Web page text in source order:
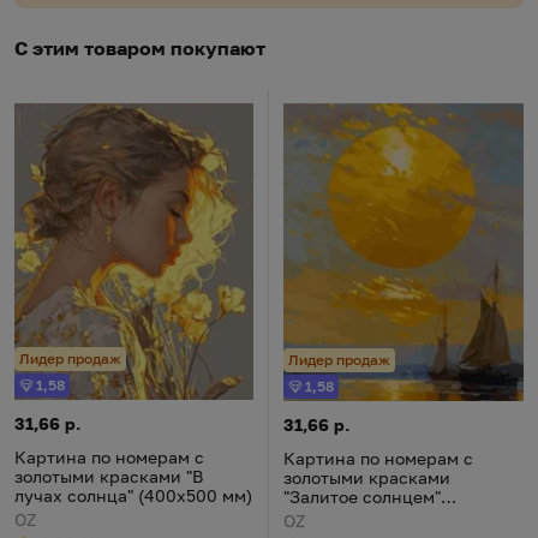
С этим товаром покупают
Лидер продаж
Бонус
1,58
Картина по номерам с золотыми красками "В лучах солнца"
Цена:
31,66 р.
Картина по номерам с
золотыми красками "В
лучах солнца" (400х500 мм)
OZ
Лидер продаж
Бонус
1,58
Картина по номерам с
Цена:
31,66 р.
Картина по номерам с
золотыми красками
"Залитое солнцем"
(400х500 мм)
OZ